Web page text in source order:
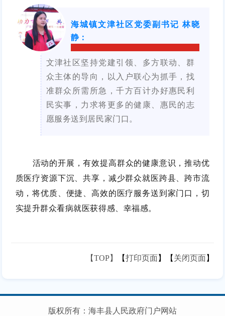
海城镇文津社区党委副书记 林晓
静：
文津社区坚持党建引领、多方联动、群
众主体的导向，以入户联心为抓手，找
准群众所需所急，千方百计办好惠民利
民实事，力求将更多的健康、惠民的志
愿服务送到居民家门口。
活动的开展，有效提高群众的健康意识，推动优
质医疗资源下沉、共享，减少群众就医跨县、跨市流
动，将优质、便捷、高效的医疗服务送到家门口，切
实提升群众看病就医获得感、幸福感。
【TOP】 【打印页面】【 关闭页面】
版权所有：海丰县人民政府门户网站